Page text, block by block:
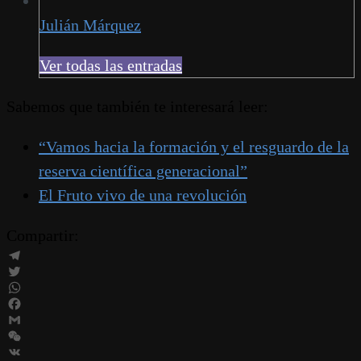
Julián Márquez
Ver todas las entradas
“Vamos hacia la formación y el resguardo de la
reserva científica generacional”
El Fruto vivo de una revolución
Telegram
Twitter
WhatsApp
Facebook
Gmail
WeChat